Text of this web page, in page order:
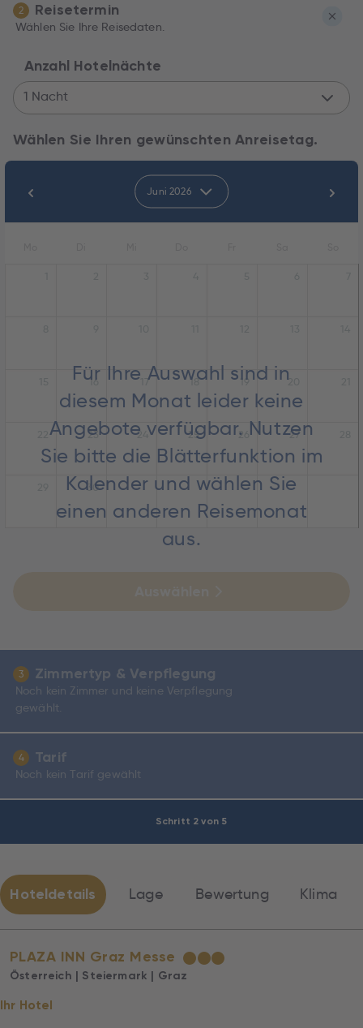
Schritt 2 von 5
2 Reisetermin
Wählen Sie Ihre Reisedaten.
Anzahl Hotelnächte
1 Nacht
Wählen Sie Ihren gewünschten Anreisetag.
Juni 2026
Für Ihre Auswahl sind in
diesem Monat leider keine
Angebote verfügbar. Nutzen
Sie bitte die Blätterfunktion im
Kalender und wählen Sie
einen anderen Reisemonat
aus.
16 17 18 19 20
23 24 25 26 27
30
3 Zimmertyp & Verpflegung
Noch kein Zimmer und keine Verpflegung
gewählt.
4 Tarif
Noch kein Tarif gewählt
Hoteldetails Lage Bewertung Klima
PLAZA INN Graz Messe ★★★
Österreich | Steiermark | Graz
Ihr Hotel